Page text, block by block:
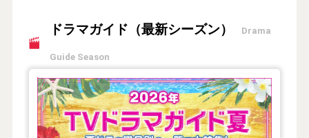
ドラマガイド（最新シーズン） Drama
Guide Season
【2026年夏】TVドラマガイド